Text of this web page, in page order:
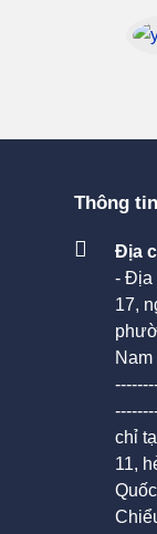
Thông
Địa
- Địa
17,
chỉ
11,